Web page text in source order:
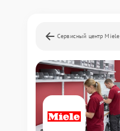
Сервисный центр Miele